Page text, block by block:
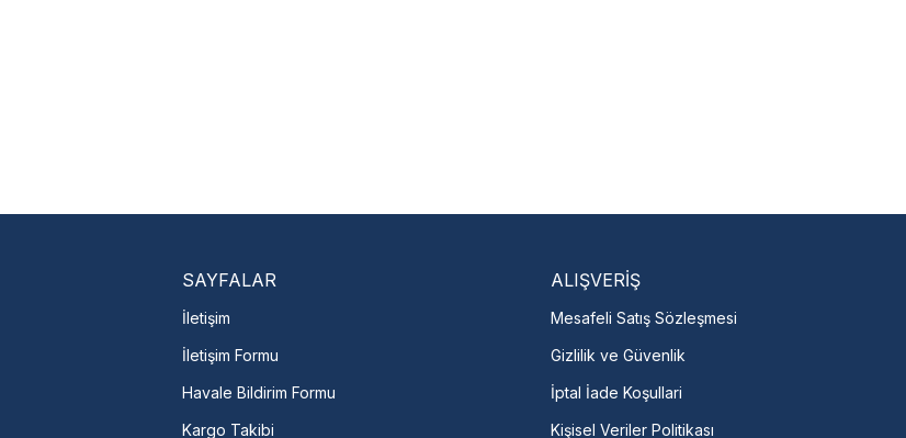
SAYFALAR
İletişim
İletişim Formu
Havale Bildirim Formu
Kargo Takibi
ALIŞVERİŞ
Mesafeli Satış Sözleşmesi
Gizlilik ve Güvenlik
İptal İade Koşullari
Kişisel Veriler Politikası